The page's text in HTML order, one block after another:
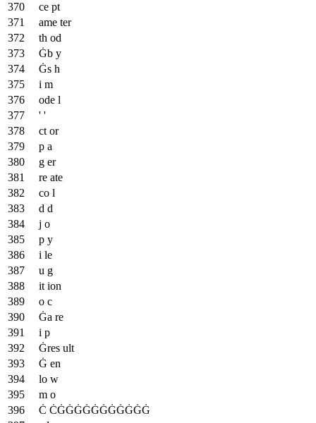
ce pt
ame ter
th od
Ġb y
Ġs h
i m
ode l
' '
ct or
p a
g er
re ate
co l
d d
j o
p y
i le
u g
it ion
o c
Ġa re
i p
Ġres ult
Ġ en
lo w
m o
Ċ ĊĠĠĠĠĠĠĠĠĠĠĠ